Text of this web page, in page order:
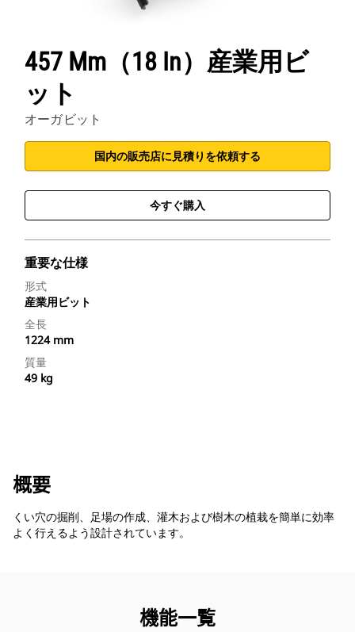
457 Mm（18 In）産業用ビ
ット
オーガビット
国内の販売店に見積りを依頼する
今すぐ購入
重要な仕様
形式
産業用ビット
全長
1224 mm
質量
49 kg
概要
くい穴の掘削、足場の作成、灌木および樹木の植栽を簡単に効率
よく行えるよう設計されています。
機能一覧